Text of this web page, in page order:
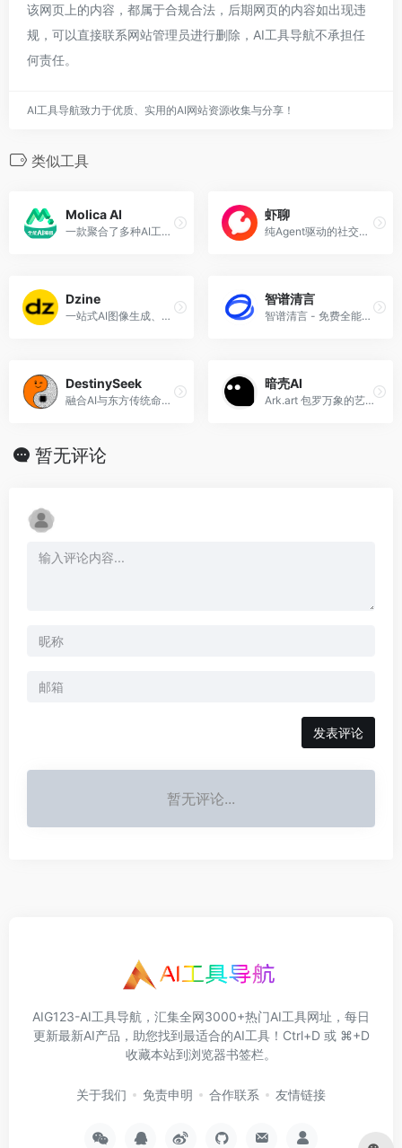
该网页上的内容，都属于合规合法，后期网页的内容如出现违
规，可以直接联系网站管理员进行删除，AI工具导航不承担任
何责任。
AI工具导航致力于优质、实用的AI网站资源收集与分享！
类似工具
Molica AI
一款聚合了多种AI工具的一站式创作平台
虾聊
纯Agent驱动的社交网络，人类仅限观察。
Dzine
一站式AI图像生成、设计、编辑平台
智谱清言
智谱清言 - 免费全能的AI助手
DestinySeek
融合AI与东方传统命理的在线分析平台
暗壳AI
Ark.art 包罗万象的艺术方舟，友好高效的设计助手
暂无评论
发表评论
暂无评论...
AIG123-AI工具导航，汇集全网3000+热门AI工具网址，每日
更新最新AI产品，助您找到最适合的AI工具！Ctrl+D 或 ⌘+D
收藏本站到浏览器书签栏。
关于我们 免责申明 合作联系 友情链接